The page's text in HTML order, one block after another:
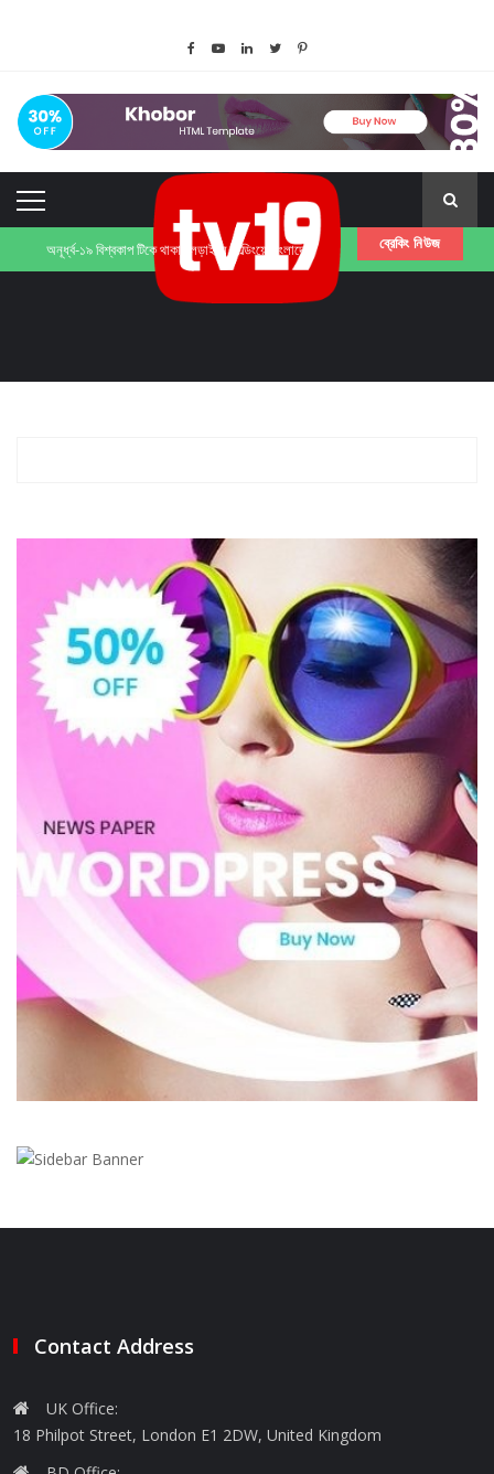
ব্রেকিং নিউজ
অনূর্ধ্ব-১৯ বিশ্বকাপ টিকে থাকার লড়াইয়ে ফিল্ডিংয়ে বাংলাদেশ
যুক্তরাজ্য নির্মূল কমিটির ৩২তম প্রতিষ্টা বার্ষিকী পালন
জনগণ আন্দোলনের মাধ্যমে সরকারের পতন ঘটাবে: রিজভী
Contact Address
UK Office:
18 Philpot Street, London E1 2DW, United Kingdom